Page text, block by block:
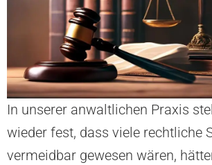
In unserer anwaltlichen Praxis
wieder fest, dass viele rechtliche
vermeidbar gewesen wären,